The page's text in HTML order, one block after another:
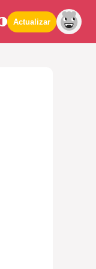
Actualizar